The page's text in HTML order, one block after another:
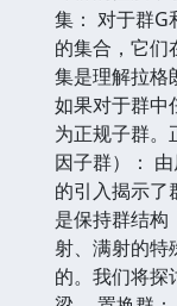
集： 对于群G
的集合，它们
集是理解拉格
如果对于群中
为正规子群。
因子群）：
的引入揭示了
是保持群结构
射、满射的特
的。我们将探